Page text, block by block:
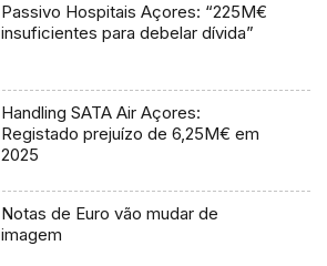
Passivo Hospitais Açores: “225M€
insuficientes para debelar dívida”
Handling SATA Air Açores:
Registado prejuízo de 6,25M€ em
2025
Notas de Euro vão mudar de
imagem